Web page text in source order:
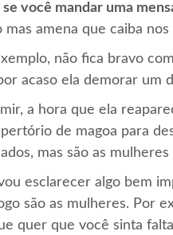
se você mandar uma
amena que caiba
não fica bravo
acaso ela demorar um
a hora que ela
de magoa para
mas são as
esclarecer algo bem
são as mulheres. Por
quer que você sinta